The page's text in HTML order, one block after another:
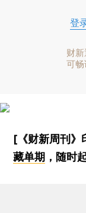
登
财
可畅
[《财新周刊》
藏单期 ，随时